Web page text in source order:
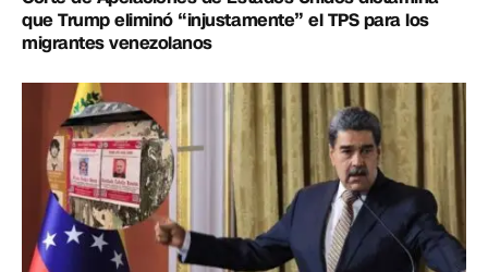
que Trump eliminó “injustamente” el TPS para los
migrantes venezolanos